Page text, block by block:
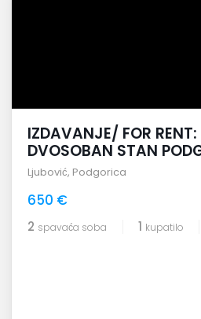
IZDAVANJE/ FOR RENT:
DVOSOBAN STAN
Ljubović, Podgorica
650 €
2 spavaća soba 1 kupatilo